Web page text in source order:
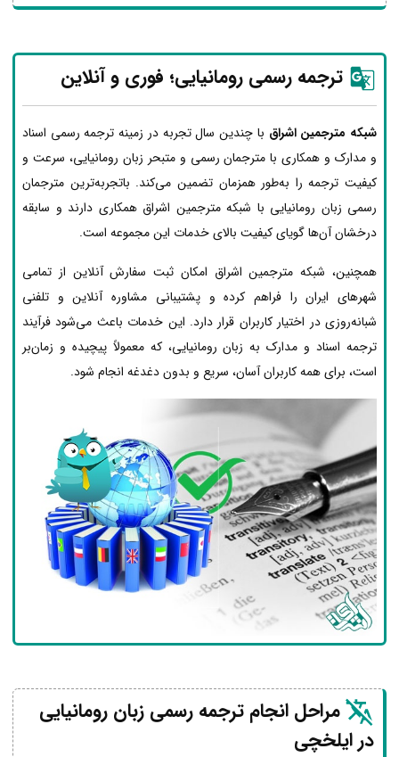
ترجمه رسمی رومانیایی؛ فوری و آنلاین
شبکه مترجمین اشراق با چندین سال تجربه در زمینه ترجمه رسمی اسناد
و مدارک و همکاری با مترجمان رسمی و متبحر زبان رومانیایی، سرعت و
کیفیت ترجمه را به‌طور همزمان تضمین می‌کند. باتجربه‌ترین مترجمان
رسمی زبان رومانیایی با شبکه مترجمین اشراق همکاری دارند و سابقه
درخشان آن‌ها گویای کیفیت بالای خدمات این مجموعه است.
همچنین، شبکه مترجمین اشراق امکان ثبت سفارش آنلاین از تمامی
شهرهای ایران را فراهم کرده و پشتیبانی مشاوره آنلاین و تلفنی
شبانه‌روزی در اختیار کاربران قرار دارد. این خدمات باعث می‌شود فرآیند
ترجمه اسناد و مدارک به زبان رومانیایی، که معمولاً پیچیده و زمان‌بر
است، برای همه کاربران آسان، سریع و بدون دغدغه انجام شود.
مراحل انجام ترجمه رسمی زبان رومانیایی
در ایلخچی